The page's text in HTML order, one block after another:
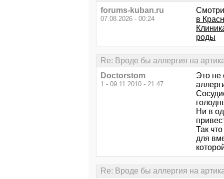
forums-kuban.ru
07.08.2026 - 00:24
в
роды
Re: Вроде бы аллергия на
Doctorstom
1 - 09.11.2010 - 21:47
Это не
Ни в
Так
для
Re: Вроде бы аллергия на